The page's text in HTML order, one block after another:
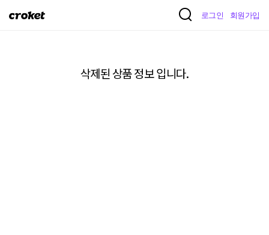
크
로그인 회원가입
삭제된 상품 정보 입니다.